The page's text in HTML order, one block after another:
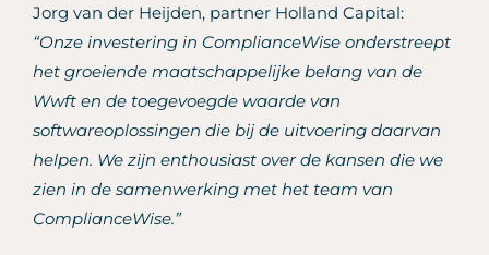
Jorg van der Heijden, partner Holland Capital:
“Onze investering in ComplianceWise onderstreept
het groeiende maatschappelijke belang van de
Wwft en de toegevoegde waarde van
softwareoplossingen die bij de uitvoering daarvan
helpen. We zijn enthousiast over de kansen die we
zien in de samenwerking met het team van
ComplianceWise.”